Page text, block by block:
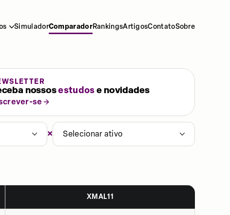
SimuladorComparadorRankingsArtigosContatoSobre
nossosestudose novidades
se
× Selecionar ativo
XMAL11